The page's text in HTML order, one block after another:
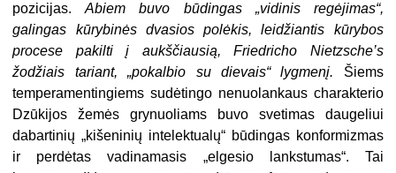
pozicijas.Abiem buvo būdingas „vidinis regėjimas“,
galingas kūrybinės dvasios polėkis, leidžiantis kūrybos
procese pakilti į aukščiausią, Friedricho Nietzsche’s
žodžiais tariant, „pokalbio su dievais“ lygmenį. Šiems
temperamentingiems sudėtingo nenuolankaus charakterio
Dzūkijos žemės grynuoliams buvo svetimas daugeliui
dabartinių „kišeninių intelektualų“ būdingas konformizmas
ir perdėtas vadinamasis „elgesio lankstumas“. Tai